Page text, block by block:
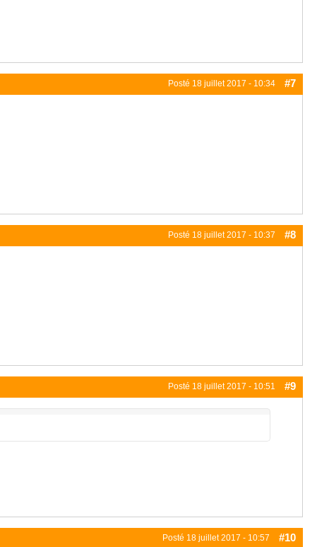
Posté 18 juillet 2017 - 10:34 #7
Posté 18 juillet 2017 - 10:37 #8
Posté 18 juillet 2017 - 10:51 #9
Posté 18 juillet 2017 - 10:57 #10